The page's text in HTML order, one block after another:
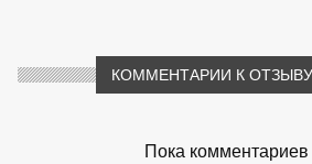
КОММЕНТАРИИ К
Пока комментариев